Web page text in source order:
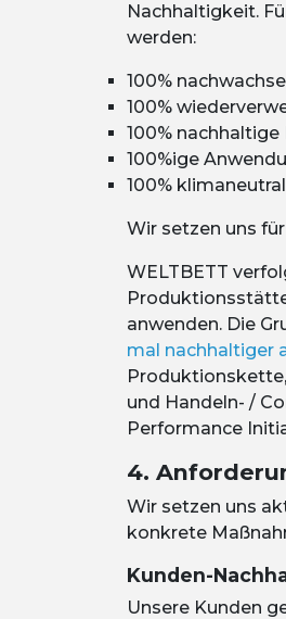
Nachhaltigkeit.
werden:
100%
100%
100%
100%ige
100%
Wir setzen uns
WELTBETT
anwenden. Die
mal nachhaltiger
und Handeln- /
Performance
4.
Wir setzen uns
konkrete
Kunden-
Unsere Kunden